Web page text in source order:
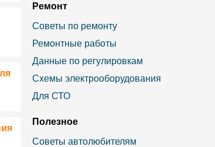
Ремонт
Советы по ремонту
Ремонтные работы
Данные по регулировкам
Схемы электрооборудования
Для СТО
Полезное
Советы автолюбителям